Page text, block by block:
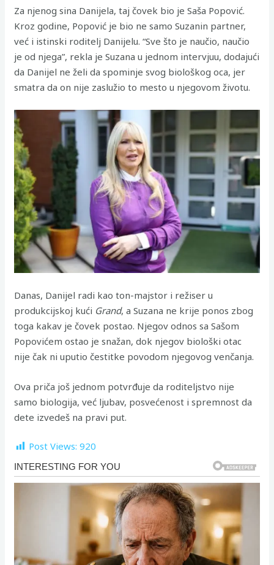
Za njenog sina Danijela, taj čovek bio je Saša Popović.
Kroz godine, Popović je bio ne samo Suzanin partner,
već i istinski roditelj Danijelu. “Sve što je naučio, naučio
je od njega”, rekla je Suzana u jednom intervjuu, dodajući
da Danijel ne želi da spominje svog biološkog oca, jer
smatra da on nije zaslužio to mesto u njegovom životu.
Danas, Danijel radi kao ton-majstor i režiser u
produkcijskoj kući Grand, a Suzana ne krije ponos zbog
toga kakav je čovek postao. Njegov odnos sa Sašom
Popovićem ostao je snažan, dok njegov biološki otac
nije čak ni uputio čestitke povodom njegovog venčanja.
Ova priča još jednom potvrđuje da roditeljstvo nije
samo biologija, već ljubav, posvećenost i spremnost da
dete izvedeš na pravi put.
Post Views: 920